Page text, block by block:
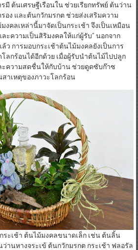
มี ต้นเศรษฐีเรือนใน ช่วยเรียกทรัพย์ ต้นว่าน
อง และต้นกวักมรกต ช่วยส่งเสริมความ
งคลเหล่านี้มาจัดเป็นกระเช้า จึงเป็นเหมือน
ะความเป็นสิริมงคลให้แก่ผู้รับ” นอกจาก
ว การมอบกระเช้าต้นไม้มงคลยังเป็นการ
ลกร้อนได้อีกด้วย เมื่อผู้รับนำต้นไม้ไปปลูก
ะความสดชื่นให้กับบ้าน ช่วยดูดซับก๊าซ
าเหตุของภาวะโลกร้อน
ะเช้า ต้นไม้มงคลขนาดเล็ก เช่น ต้นลิ้น
ว่านหางจระเข้ ต้นกวักมรกต กระเช้า ฟลอรัล